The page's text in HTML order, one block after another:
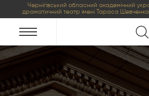
Чернігівський обласний академічний
драматичний театр імені Тараса